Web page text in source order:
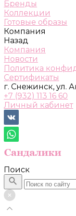
Бренды
Коллекции
Готовые образы
Компания
Назад
Компания
Новости
Политика
Сертификаты
г. Снежинск, ул.
+7 (932) 113 16 60
Личный кабинет
Поиск